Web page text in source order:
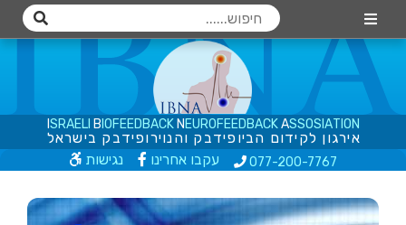
SRAELI B OFEEDBACK N EUROFEEDBACK ASSOS AT ON
אירגון לקידום הביו פידב ק והנוירופידב ק בישראל
077-200-7767 עקבו אחרינו נגישות